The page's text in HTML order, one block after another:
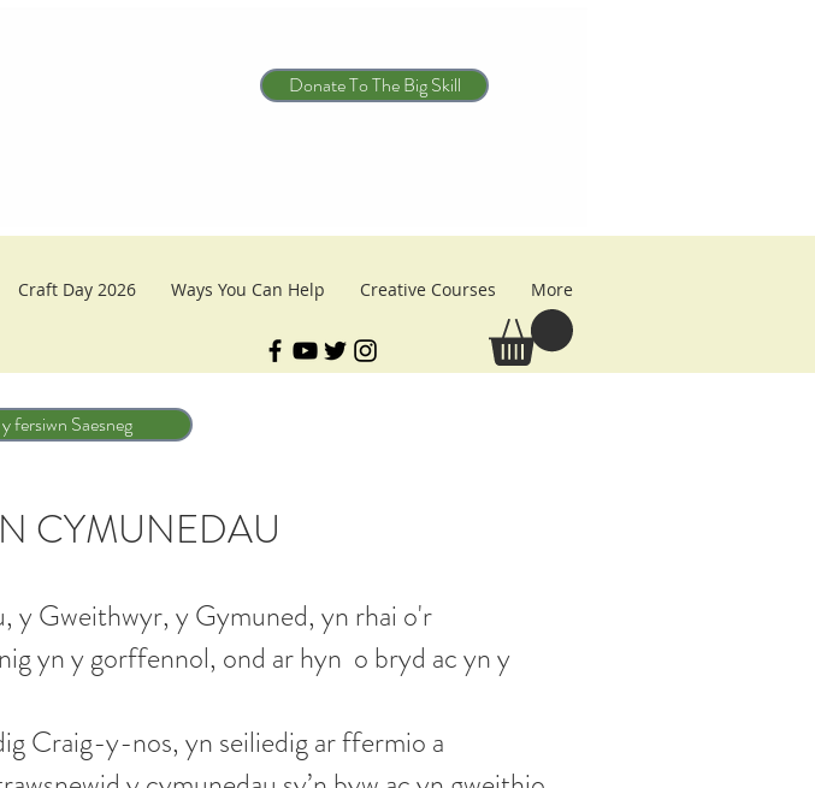
Donate To The Big Skill
Craft Day 2026 Ways You Can Help Creative Courses More
fersiwn Saesneg
CYMUNEDAU
y Gweithwyr, y Gymuned, yn rhai o'r
yn y gorffennol, ond ar hyn o bryd ac yn y
Craig-y-nos, yn seiliedig ar ffermio a